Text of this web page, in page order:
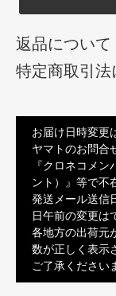
返品について
特定商取引
お届け日時変更
ヤマトのお問合
『クロネコメ
ント）』等で不
発送メール送信
日午前の変更は
各地方の出荷元
数が正しく表示
ご了承ください